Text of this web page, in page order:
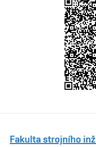
Fakulta strojního